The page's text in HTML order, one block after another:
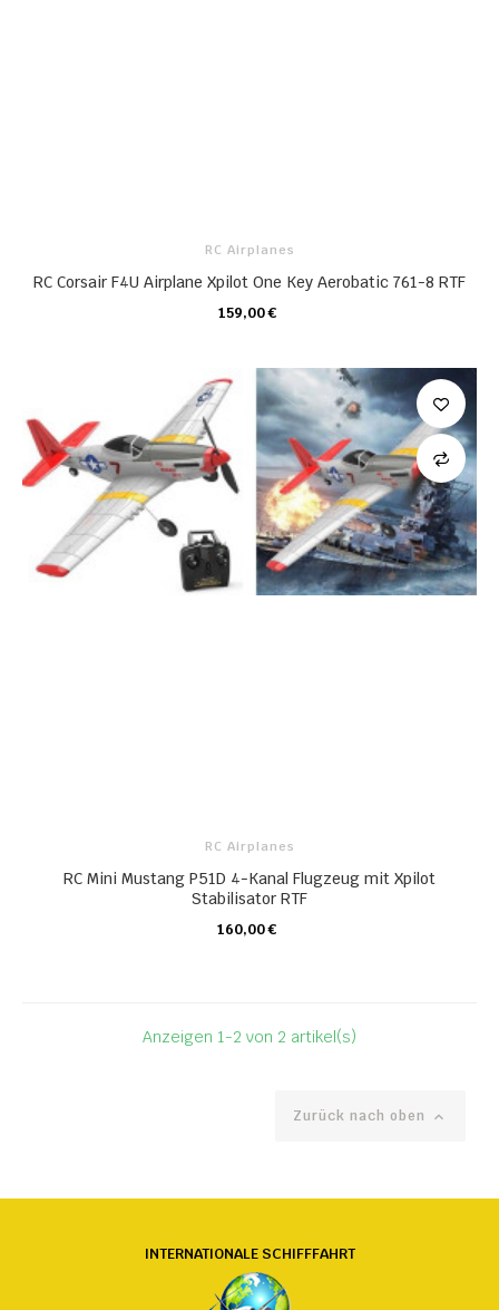
RC Airplanes
RC Corsair F4U Airplane Xpilot One Key Aerobatic 761-8 RTF
159,00 €
KARTE
RC Airplanes
RC Mini Mustang P51D 4-Kanal Flugzeug mit Xpilot
Stabilisator RTF
160,00 €
KARTE
Anzeigen 1-2 von 2 artikel(s)
Zurück nach oben 
INTERNATIONALE SCHIFFFAHRT